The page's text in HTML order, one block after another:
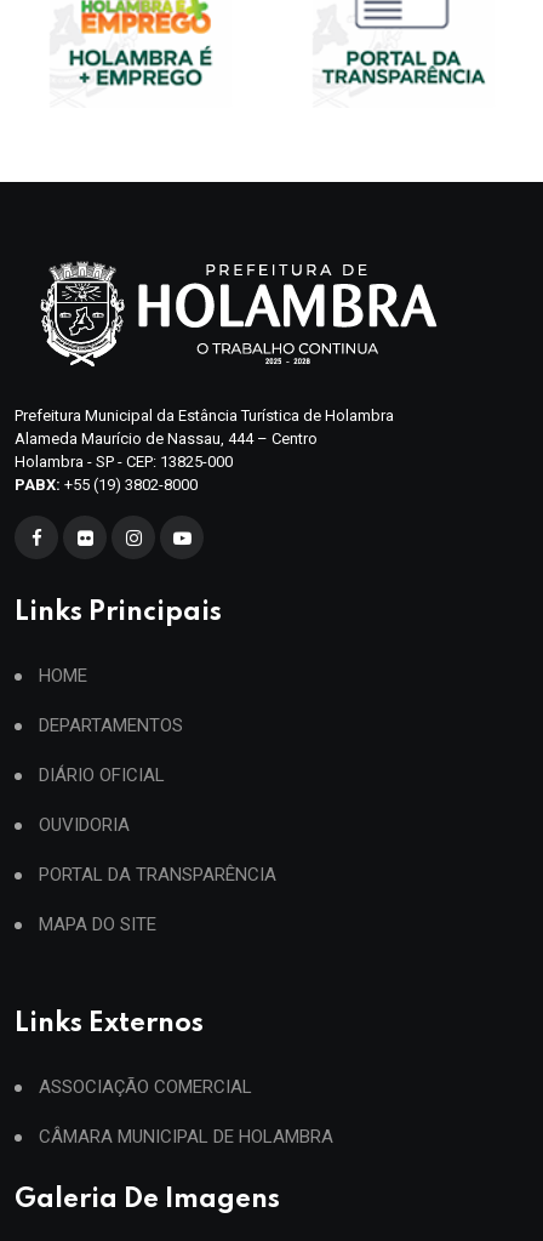
Prefeitura Municipal da Estância Turística de Holambra
Alameda Maurício de Nassau, 444 – Centro
Holambra - SP - CEP: 13825-000
PABX: +55 (19) 3802-8000
Links Principais
HOME
DEPARTAMENTOS
DIÁRIO OFICIAL
OUVIDORIA
PORTAL DA TRANSPARÊNCIA
MAPA DO SITE
Links Externos
ASSOCIAÇÃO COMERCIAL
CÂMARA MUNICIPAL DE HOLAMBRA
Galeria De Imagens